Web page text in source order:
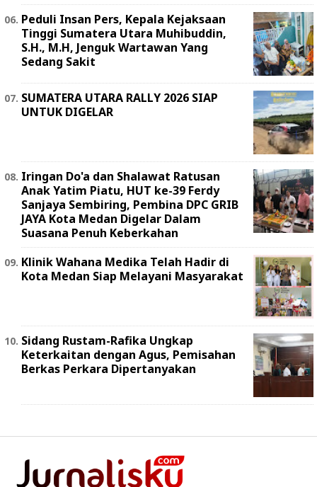
Peduli Insan Pers, Kepala Kejaksaan
Tinggi Sumatera Utara Muhibuddin,
S.H., M.H, Jenguk Wartawan Yang
Sedang Sakit
SUMATERA UTARA RALLY 2026 SIAP
UNTUK DIGELAR
Iringan Do'a dan Shalawat Ratusan
Anak Yatim Piatu, HUT ke-39 Ferdy
Sanjaya Sembiring, Pembina DPC GRIB
JAYA Kota Medan Digelar Dalam
Suasana Penuh Keberkahan
Klinik Wahana Medika Telah Hadir di
Kota Medan Siap Melayani Masyarakat
Sidang Rustam-Rafika Ungkap
Keterkaitan dengan Agus, Pemisahan
Berkas Perkara Dipertanyakan